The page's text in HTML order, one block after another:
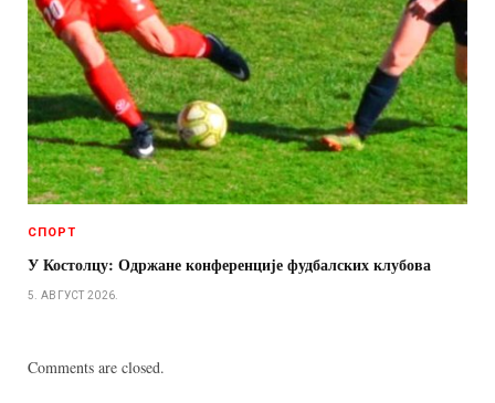
СПОРТ
У Костолцу: Одржане конференције фудбалских клубова
5. АВГУСТ 2026.
Comments are closed.